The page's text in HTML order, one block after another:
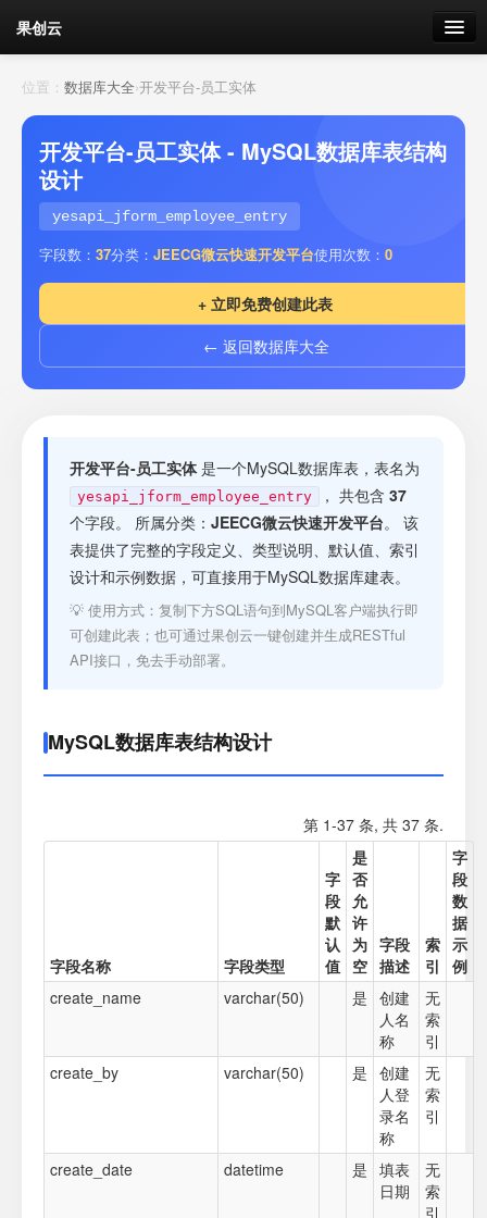
果创云
数据表单
API接口
云存储
流量 剩余接口流量
套餐
接口测试
位置： 数据库大全›开发平台-员工实体
开发平台-员工实体 - MySQL数据库表结构
设计
yesapi_jform_employee_entry
字段数： 37分类： JEECG微云快速开发平台使用次数： 0
+ 立即免费创建此表
← 返回数据库大全
开发平台-员工实体是一个MySQL数据库表，表名为
yesapi_jform_employee_entry ， 共包含 37
个字段。 所属分类： JEECG微云快速开发平台。 该
表提供了完整的字段定义、类型说明、默认值、索引
设计和示例数据，可直接用于MySQL数据库建表。
💡 使用方式：复制下方SQL语句到MySQL客户端执行即
可创建此表；也可通过果创云一键创建并生成RESTful
API接口，免去手动部署。
MySQL数据库表结构设计
第 1-37 条, 共 37 条.
字段名称 字段类型
字
段
默
认
值
是
否
允
许
为
空
字段
描述
索
引
字
段
数
据
示
例
create_name
varchar(50) 是 创建
人名
称
无
索
引
create_by
varchar(50) 是 创建
人登
录名
称
无
索
引
create_date datetime 是 填表
日期
无
索
引